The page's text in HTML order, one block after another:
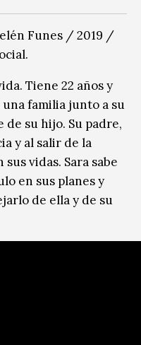
Funes / 2019 /
Tiene 22 años y
familia junto a su
su hijo. Su padre,
y al salir de la
vidas. Sara sabe
en sus planes y
de ella y de su